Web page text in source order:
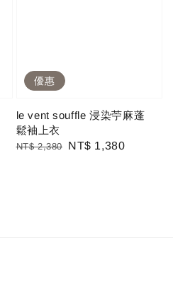
優惠
le vent souffle 浸染苧麻蓬
鬆袖上衣
Regular
NT$ 2,380
Sale
NT$ 1,380